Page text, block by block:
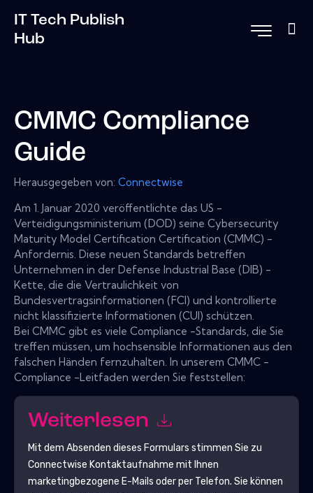
IT Tech Publish
Hub
CMMC Compliance
Guide
Herausgegeben von: Connectwise
Am 1. Januar 2020 veröffentlichte das US -
Verteidigungsministerium (DOD) seine Cybersecurity
Maturity Model Certification Certification (CMMC) -
Anfordernis. Diese neuen Standards betreffen
Unternehmen in der Defense Industrial Base (DIB) -
Kette, die die Vertraulichkeit von
Bundesvertragsinformationen (FCI) und kontrollierte
nicht klassifizierte Informationen (CUI) schützen.
Bei CMMC gibt es viele Compliance -Standards, die Sie
treffen müssen, um hochsensible Informationen aus den
falschen Händen fernzuhalten. In unserem CMMC -
Compliance -Leitfaden werden Sie feststellen:
Weiterlesen
Mit dem Absenden dieses Formulars stimmen Sie zu
Connectwise Kontaktaufnahme mit Ihnen
marketingbezogene E-Mails oder per Telefon. Sie können